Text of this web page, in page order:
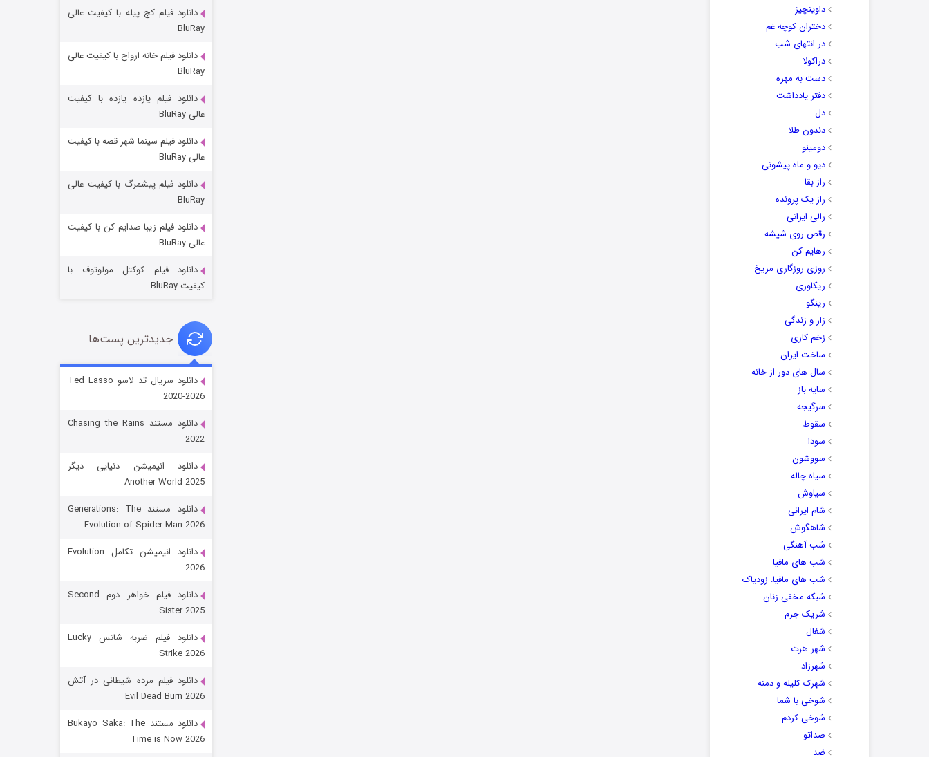
داوینچیز
دختران کوچه غم
در انتهای شب
دراکولا
دست به مهره
دفتر یادداشت
دل
دندون طلا
دومینو
دیو و ماه پیشونی
راز بقا
راز یک پرونده
رالی ایرانی
رقص روی شیشه
رهایم کن
روزی روزگاری مریخ
ریکاوری
رینگو
زار و زندگی
زخم کاری
ساخت ایران
سال های دور از خانه
سایه باز
سرگیجه
سقوط
سودا
سووشون
سیاه چاله
سیاوش
شام ایرانی
شاهگوش
شب آهنگی
شب های مافیا
شب های مافیا: زودیاک
شبکه مخفی زنان
شریک جرم
شغال
شهر هرت
شهرزاد
شهرک کلیله و دمنه
شوخی با شما
شوخی کردم
صداتو
ضد
خاندان اژدها فصل ۳
جادوگری در مغولستان
قسمت
رویایی برای تو
قسمت
دانلود فیلم کج‌ پیله با کیفیت عالی
BluRay
دانلود فیلم خانه ارواح با کیفیت عالی
BluRay
دانلود فیلم یازده یازده با کیفیت
عالی BluRay
دانلود فیلم سینما شهر قصه با کیفیت
عالی BluRay
دانلود فیلم پیشمرگ با کیفیت عالی
BluRay
دانلود فیلم زیبا صدایم کن با کیفیت
عالی BluRay
دانلود فیلم کوکتل مولوتوف با
کیفیت BluRay
جدیدترین پست‌ها
دانلود سریال تد لاسو Ted Lasso
2020-2026
دانلود مستند Chasing the Rains
2022
دانلود انیمیشن دنیایی دیگر
Another World 2025
دانلود مستند Generations: The
Evolution of Spider-Man 2026
دانلود انیمیشن تکامل Evolution
2026
دانلود فیلم خواهر دوم Second
Sister 2025
دانلود فیلم ضربه شانس Lucky
Strike 2026
دانلود فیلم مرده شیطانی در آتش
Evil Dead Burn 2026
دانلود مستند Bukayo Saka: The
Time is Now 2026